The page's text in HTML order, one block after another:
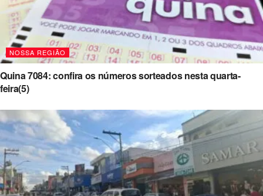
NOSSA REGIÃO
Quina 7084: confira os números sorteados nesta quarta-
feira(5)